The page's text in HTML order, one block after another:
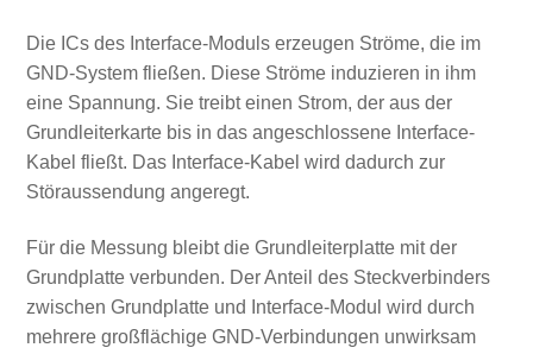
Die ICs des Interface-Moduls erzeugen Ströme, die im
GND-System fließen. Diese Ströme induzieren in ihm
eine Spannung. Sie treibt einen Strom, der aus der
Grundleiterkarte bis in das angeschlossene Interface-
Kabel fließt. Das Interface-Kabel wird dadurch zur
Störaussendung angeregt.
Für die Messung bleibt die Grundleiterplatte mit der
Grundplatte verbunden. Der Anteil des Steckverbinders
zwischen Grundplatte und Interface-Modul wird durch
mehrere großflächige GND-Verbindungen unwirksam